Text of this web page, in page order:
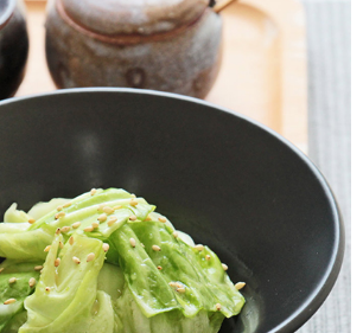
宜，請瀏覽以下網址：
先徵得法定代理人或監護人之同意方可使用
未經同意申辦者引起之損失，本公司不負相關責
後付」時，將依據個別帳號之用戶狀況，依本公司即
額度；若仍有額度不足之情形，本公司將視審查結果
號或使用他人資訊註冊。若發現惡意使用之情形，
有權停止該用戶之使用額度並採取法律行動。